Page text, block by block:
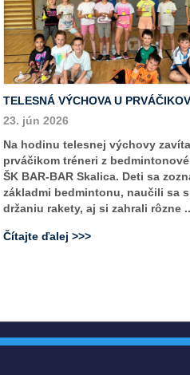
TELESNÁ VÝCHOVA U PRVÁČIKOV
23. jún 2026
Na hodinu telesnej výchovy
prváčikom tréneri z
ŠK BAR-BAR Skalica. Deti sa
základmi bedmintonu, naučili sa
držaniu rakety, aj si zahrali rôzne
Čítajte ďalej >>>